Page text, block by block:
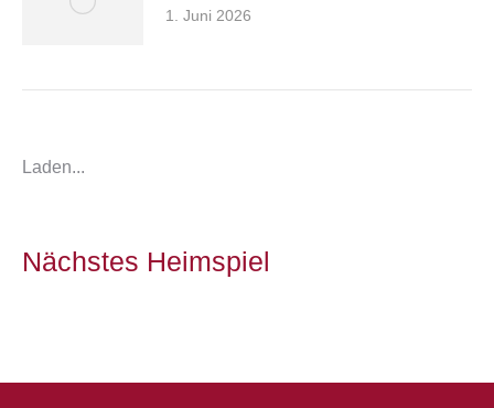
1. Juni 2026
Laden...
Nächstes Heimspiel